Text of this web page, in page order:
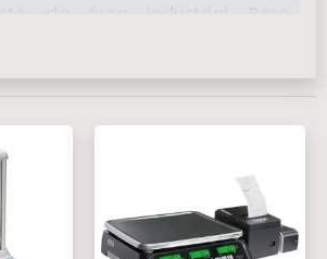
da área industrial. Para
de assistência tecnica
clique em um ou mais dos
Balanca